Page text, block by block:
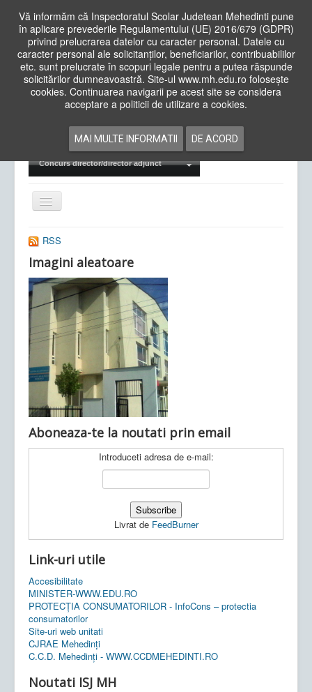
Vă informăm că Inspectoratul Scolar Judetean Mehedinti pune
în aplicare prevederile Regulamentului (UE) 2016/679 (GDPR)
privind prelucrarea datelor cu caracter personal. Datele cu
caracter personal ale solicitanților, beneficiarilor, contribuabililor
etc. sunt prelucrate în scopuri legale pentru a putea răspunde
solicitărilor dumneavoastră. Site-ul www.mh.edu.ro folosește
cookies. Continuarea navigarii pe acest site se considera
acceptare a politicii de utilizare a cookies.
MAI MULTE INFORMATII DE ACORD
Cauta
in
siteAcasa Cadre Didactice
Examene Naționale
Concurs director/director adjunct
Comută
navigarea
Ultimele articole: Vi, 04.11.2022 -
Județean Mehedinți
RSS
Imagini aleatoare
Aboneaza-te la noutati prin email
Introduceti adresa de e-mail:
Livrat de FeedBurner
Link-uri utile
Accesibilitate
MINISTER-WWW.EDU.RO
PROTECȚIA CONSUMATORILOR - InfoCons – protectia
consumatorilor
Site-uri web unitati
CJRAE Mehedinți
C.C.D. Mehedinţi - WWW.CCDMEHEDINTI.RO
Noutati ISJ MH